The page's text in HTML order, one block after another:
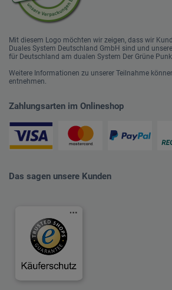
Mit diesem Logo möchten wir zeigen, dass wir
Duales System Deutschland GmbH sind und
für Deutschland am dualen System Der Grüne
Weitere Informationen zu unserer Teilnahme
entnehmen.
Zahlungsarten im Onlineshop
Das sagen unsere Kunden